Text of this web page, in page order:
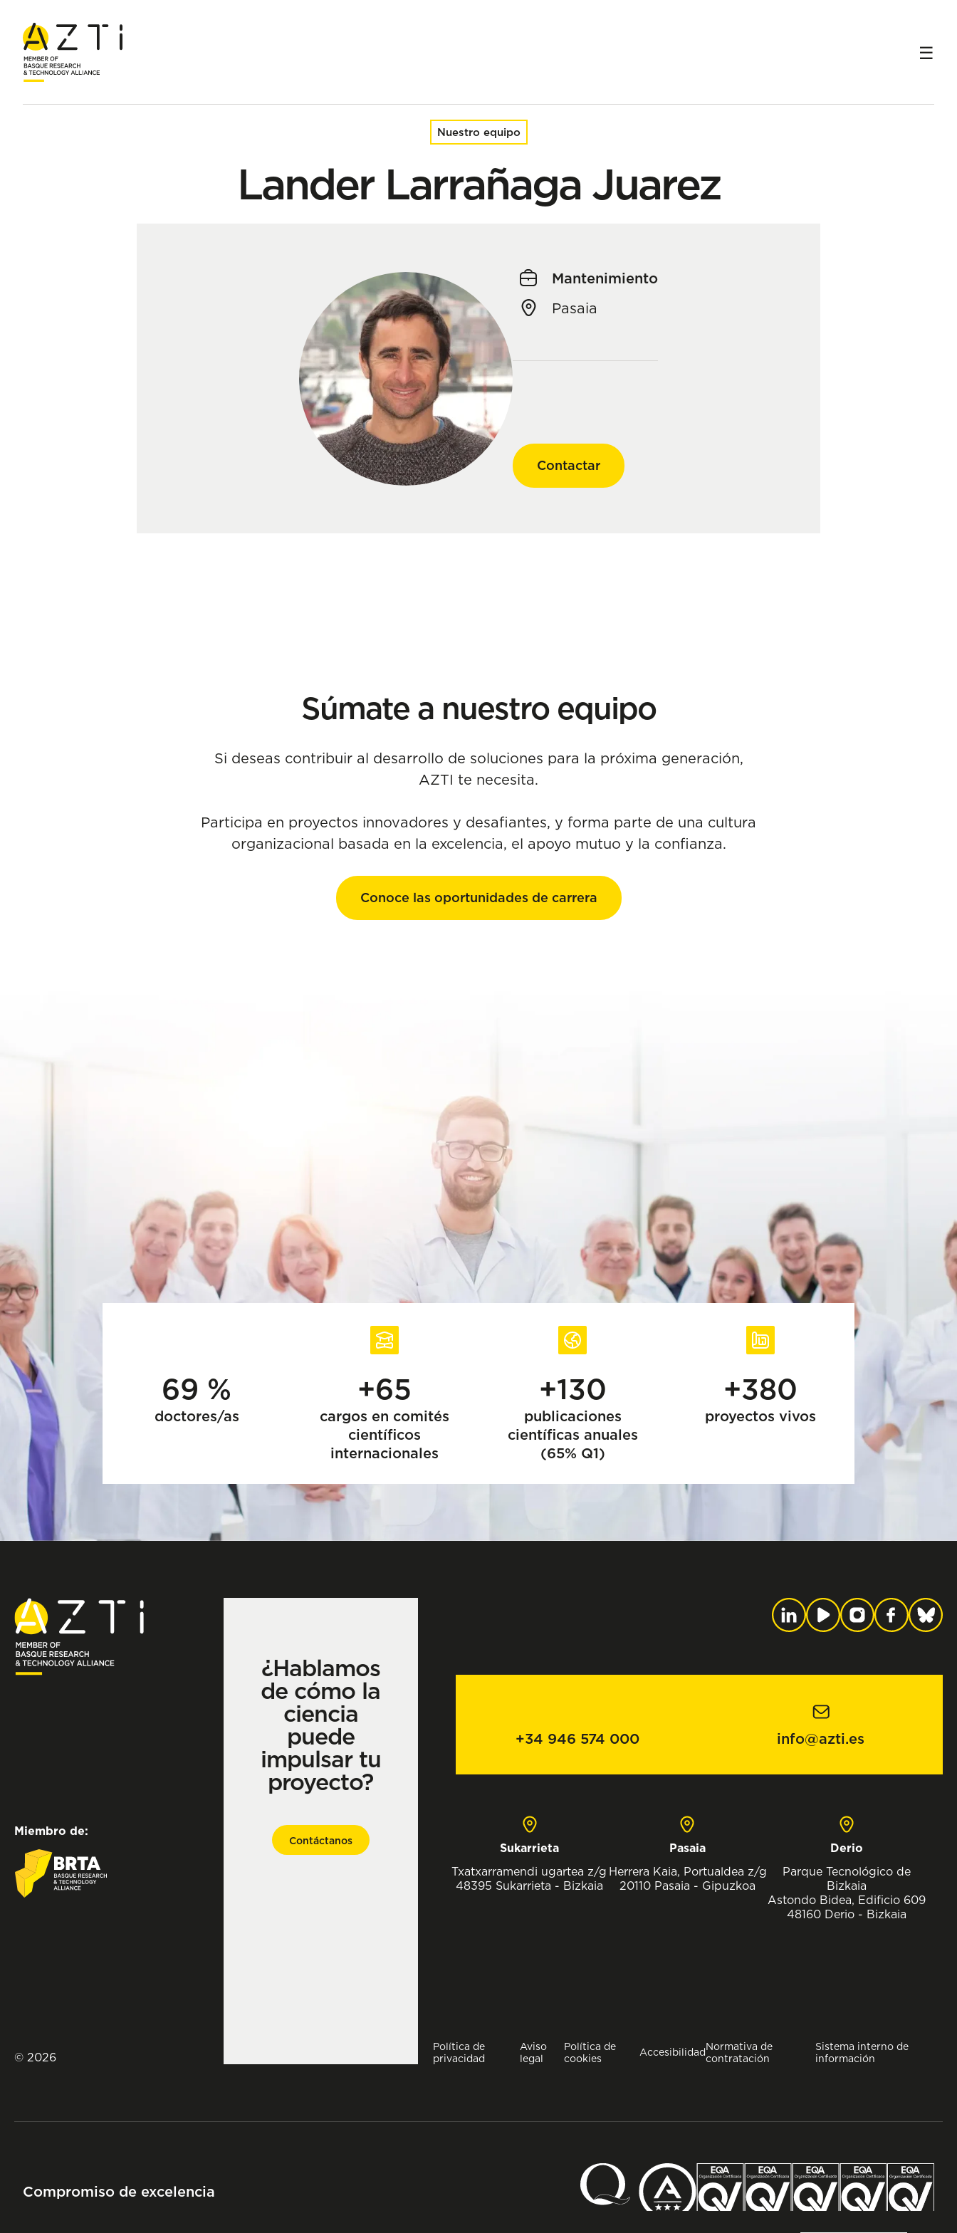
Inicio Equipo Lander Larrañaga Juarez
Nuestro equipo
Lander Larrañaga Juarez
Mantenimiento
Pasaia
Contactar
Súmate a nuestro equipo
Si deseas contribuir al desarrollo de soluciones para la próxima generación,
AZTI te necesita.
Participa en proyectos innovadores y desafiantes, y forma parte de una cultura
organizacional basada en la excelencia, el apoyo mutuo y la confianza.
Conoce las oportunidades de carrera
69 %
doctores/as
+65
cargos en comités
científicos
internacionales
+130
publicaciones
científicas anuales
(65% Q1)
+380
proyectos vivos
Miembro de:
© 2026
¿Hablamos
de cómo la
ciencia
puede
impulsar tu
proyecto?
Contáctanos
+34 946 574 000 info@azti.es
Sukarrieta
Txatxarramendi ugartea z/g
48395 Sukarrieta - Bizkaia
Pasaia
Herrera Kaia, Portualdea z/g
20110 Pasaia - Gipuzkoa
Derio
Parque Tecnológico de
Bizkaia
Astondo Bidea, Edificio 609
48160 Derio - Bizkaia
Política de
privacidad
Aviso
legal
Política de
cookies
AccesibilidadNormativa de
contratación
Sistema interno de
información
Compromiso de excelencia